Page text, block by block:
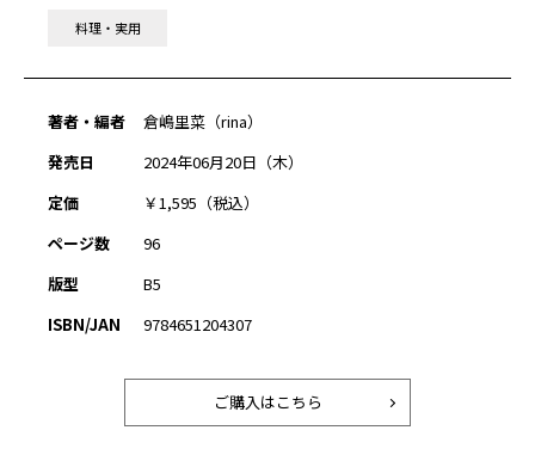
料理・実用
著者・編者
倉嶋里菜（rina）
発売日
2024年06月20日（木）
定価
￥1,595（税込）
ページ数
96
版型
B5
ISBN/JAN
9784651204307
ご購入はこちら